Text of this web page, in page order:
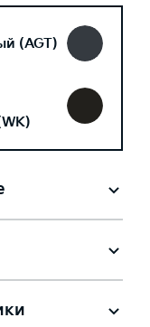
(AGT)